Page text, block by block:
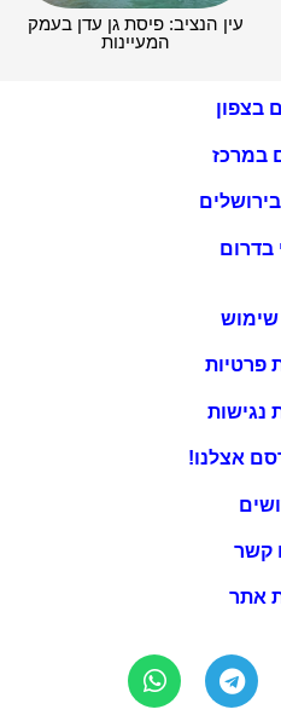
עין הנציב: פיסת גן עדן בעמק
המעיינות
בצפון
במרכז
בדרום
שימוש
פרטיות
נגישות
אצלנו!
קשר
אתר